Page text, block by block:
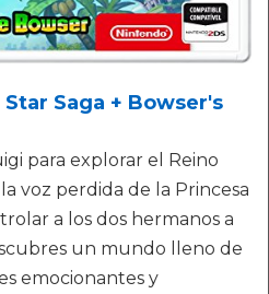
Saga + Bowser's
para explorar el Reino
voz perdida de la Princesa
a los dos hermanos a
un mundo lleno de
emocionantes y